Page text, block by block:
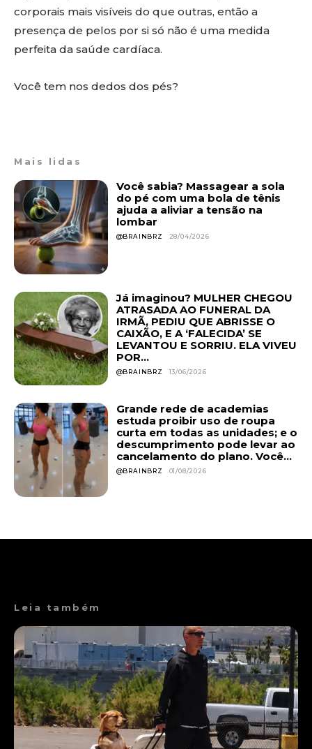
corporais mais visíveis do que outras, então a
presença de pelos por si só não é uma medida
perfeita da saúde cardíaca.
Você tem nos dedos dos pés?
Mais lidas
Você sabia? Massagear a sola
do pé com uma bola de tênis
ajuda a aliviar a tensão na
lombar
@BRAINBRZ 28/04/2026
Já imaginou? MULHER CHEGOU
ATRASADA AO FUNERAL DA
IRMÃ, PEDIU QUE ABRISSE O
CAIXÃO, E A ‘FALECIDA’ SE
LEVANTOU E SORRIU. ELA VIVEU
POR...
@BRAINBRZ 13/06/2026
Grande rede de academias
estuda proibir uso de roupa
curta em todas as unidades; e o
descumprimento pode levar ao
cancelamento do plano. Você...
@BRAINBRZ 01/08/2026
Leia também